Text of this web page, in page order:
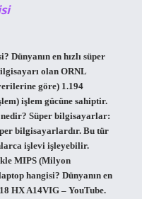
Dünyanın en hızlı süper
olan ORNL
göre) 1.194
işlem gücüne sahiptir.
nedir? Süper bilgisayarlar:
bilgisayarlardır. Bu tür
işlevi işleyebilir.
MIPS (Milyon
hangisi? Dünyanın en
HX A14VIG – YouTube.